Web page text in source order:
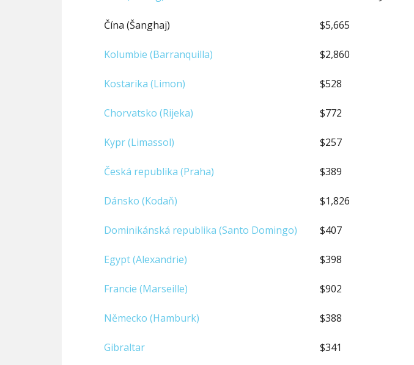
Čína (Šanghaj) $5,665
Kolumbie (Barranquilla) $2,860
Kostarika (Limon) $528
Chorvatsko (Rijeka) $772
Kypr (Limassol) $257
Česká republika (Praha) $389
Dánsko (Kodaň) $1,826
Dominikánská republika (Santo Domingo) $407
Egypt (Alexandrie) $398
Francie (Marseille) $902
Německo (Hamburk) $388
Gibraltar $341